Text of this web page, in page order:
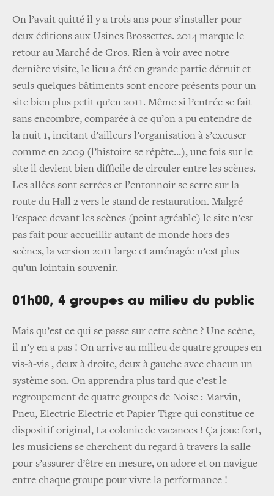
On l’avait quitté il y a trois ans pour s’installer pour
deux éditions aux Usines Brossettes. 2014 marque le
retour au Marché de Gros. Rien à voir avec notre
dernière visite, le lieu a été en grande partie détruit et
seuls quelques bâtiments sont encore présents pour un
site bien plus petit qu’en 2011. Même si l’entrée se fait
sans encombre, comparée à ce qu’on a pu entendre de
la nuit 1, incitant d’ailleurs l’organisation à s’excuser
comme en 2009 (l’histoire se répète…), une fois sur le
site il devient bien difficile de circuler entre les scènes.
Les allées sont serrées et l’entonnoir se serre sur la
route du Hall 2 vers le stand de restauration. Malgré
l’espace devant les scènes (point agréable) le site n’est
pas fait pour accueillir autant de monde hors des
scènes, la version 2011 large et aménagée n’est plus
qu’un lointain souvenir.
01h00, 4 groupes au milieu du public
Mais qu’est ce qui se passe sur cette scène ? Une scène,
il n’y en a pas ! On arrive au milieu de quatre groupes en
vis-à-vis , deux à droite, deux à gauche avec chacun un
système son. On apprendra plus tard que c’est le
regroupement de quatre groupes de Noise : Marvin,
Pneu, Electric Electric et Papier Tigre qui constitue ce
dispositif original, La colonie de vacances ! Ça joue fort,
les musiciens se cherchent du regard à travers la salle
pour s’assurer d’être en mesure, on adore et on navigue
entre chaque groupe pour vivre la performance !